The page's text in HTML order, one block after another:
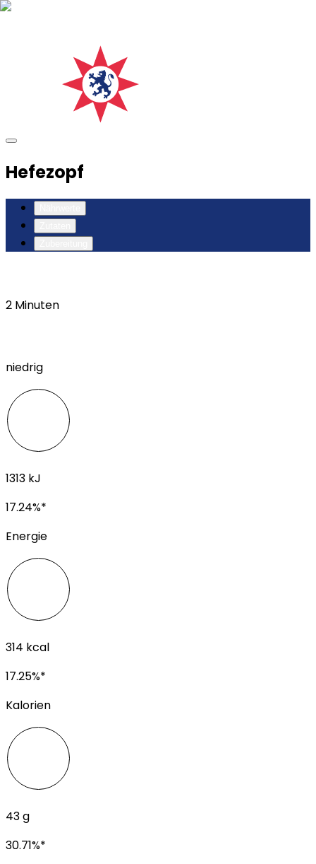
Hefezopf
2 Minuten
niedrig
1313 kJ
17.24%*
Energie
314 kcal
17.25%*
Kalorien
43g
30.71%*